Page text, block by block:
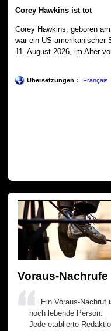
Corey Hawkins ist tot
Corey Hawkins, geboren
war ein US-amerikanischer
11. August 2026, im Alter
Übersetzungen : Français
Voraus-Nachrufe
Ein Voraus-Nachruf
noch lebende Person.
Jede etablierte